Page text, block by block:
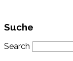
Suche
Search